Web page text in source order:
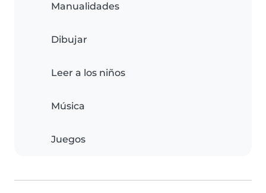
Manualidades
Dibujar
Leer a los niños
Música
Juegos